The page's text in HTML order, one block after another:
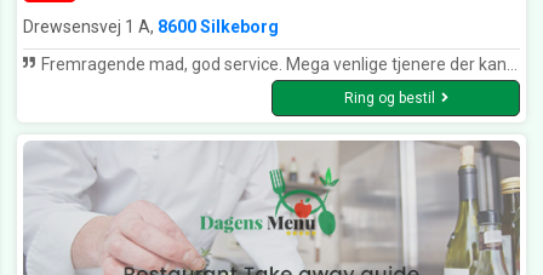
Drewsensvej 1 A, 8600 Silkeborg
Fremragende mad, god service. Mega venlige tjenere der kan også være tålmodig og hjælpsomme, når børnene har bruge for hjælp til at vælge deres mad. Meget afslappende sted til at være sammen med familie og venner og føle sig hjemme. Man kan ikke lade være med at lægge mærke til de fine billeder, der gøre Roma til et special sted.
Ring og bestil